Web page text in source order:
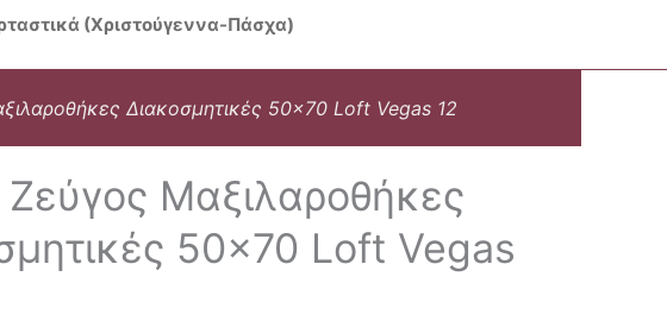
(Χριστούγεννα-Πάσχα)
Διακοσμητικές 50×70 Loft Vegas 12
Μαξιλαροθήκες
50×70 Loft Vegas